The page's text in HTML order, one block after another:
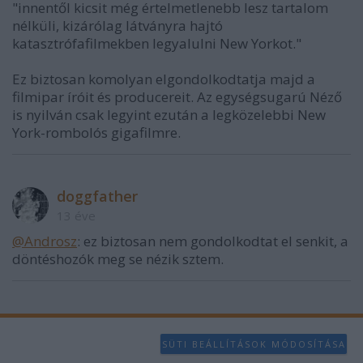
"innentől kicsit még értelmetlenebb lesz tartalom
nélküli, kizárólag látványra hajtó
katasztrófafilmekben legyalulni New Yorkot."
Ez biztosan komolyan elgondolkodtatja majd a
filmipar íróit és producereit. Az egységsugarú Néző
is nyilván csak legyint ezután a legközelebbi New
York-rombolós gigafilmre.
doggfather
@Androsz: ez biztosan nem gondolkodtat el senkit, a
döntéshozók meg se nézik sztem.
SÜTI BEÁLLÍTÁSOK MÓDOSÍTÁSA